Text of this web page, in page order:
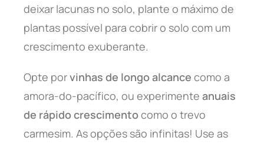
deixar lacunas no solo, plante o máximo de
plantas possível para cobrir o solo com um
crescimento exuberante.
Opte porvinhas de longo alcance como a
amora-do-pacífico, ou experimente anuais
de rápido crescimentocomo o trevo
carmesim. As opções são infinitas! Use as